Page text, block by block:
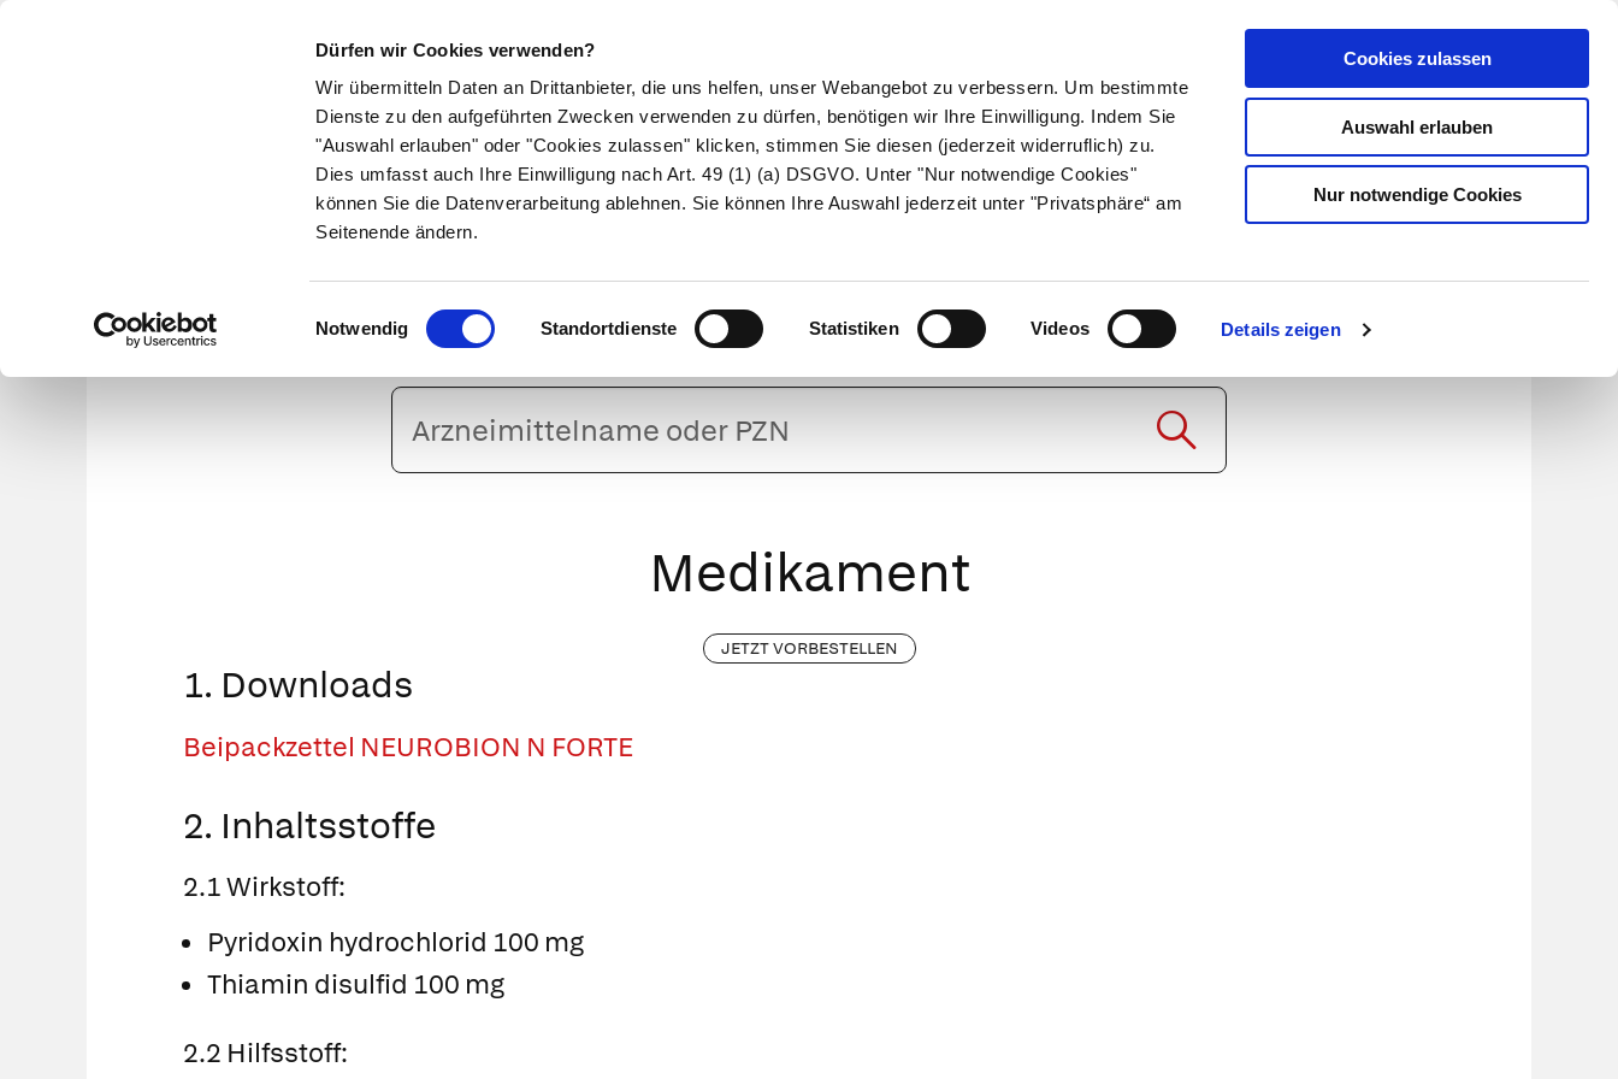
Dürfen wir Cookies verwenden?
Wir übermitteln Daten an Drittanbieter, die uns helfen, unser Webangebot zu verbessern. Um bestimmte
Dienste zu den aufgeführten Zwecken verwenden zu dürfen, benötigen wir Ihre Einwilligung. Indem Sie
"Auswahl erlauben" oder "Cookies zulassen" klicken, stimmen Sie diesen (jederzeit widerruflich) zu.
Dies umfasst auch Ihre Einwilligung nach Art. 49 (1) (a) DSGVO. Unter "Nur notwendige Cookies"
können Sie die Datenverarbeitung ablehnen. Sie können Ihre Auswahl jederzeit unter "Privatsphäre“ am
Seitenende ändern.
Einwilligungsauswahl
Notwendig Standortdienste Statistiken Videos Details zeigen
Cookies zulassen
Auswahl erlauben
Nur notwendige Cookies
Kundenlogin
Suche
Symptome Therapie Medikamente Naturheilkunde Eltern & Kind Gesund leben Über uns
NEUROBION N FORTE
Arzneimittelname
oder
PZN
Medikament
JETZT VORBESTELLEN
1. Downloads
Beipackzettel NEUROBION N FORTE
2. Inhaltsstoffe
2.1 Wirkstoff:
Pyridoxin hydrochlorid 100 mg
Thiamin disulfid 100 mg
2.2 Hilfsstoff: